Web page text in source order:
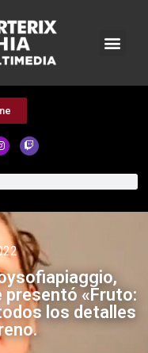
presentó «Fruto:
los detalles